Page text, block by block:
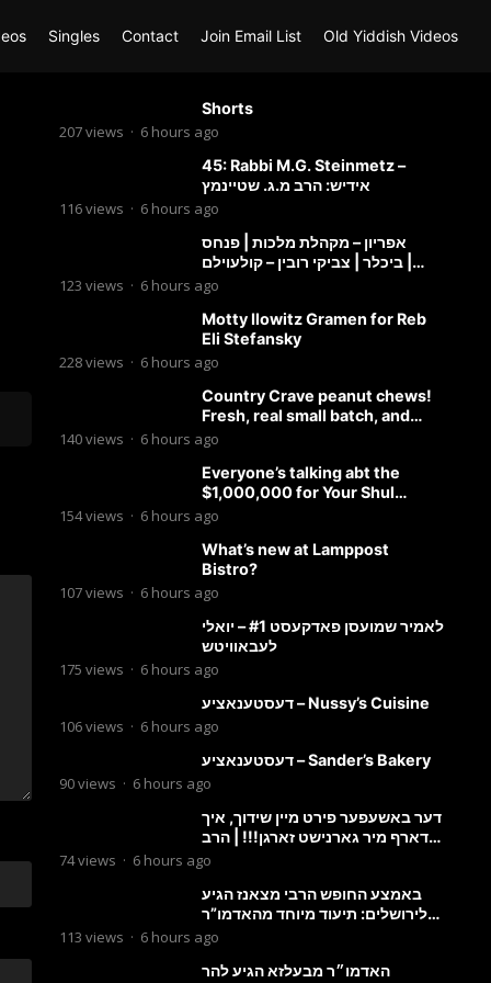
Singles Contact Join Email List Old Yiddish Videos
Shorts
207views · 6 hours ago
45: Rabbi M.G. Steinmetz –
אידיש: הרב מ.ג. שטיינמץ
116views · 6 hours ago
אפריון – מקהלת מלכות | פנחס
ביכלר | צביקי רובין – קולעוילם |
Malchus Choir, Tzviki Rubin
123 views · 6 hours ago
Motty Ilowitz Gramen for Reb
Eli Stefansky
228views · 6 hours ago
Country Crave peanut chews!
Fresh, real small batch, and
soft! – Status Island
140views · 6 hours ago
Everyone’s talking abt the
$1,000,000 for Your Shul
Tosfos Yom Tov “No Talking by
154views · 6 hours ago
What’s new at Lamppost
Bistro?
107views · 6 hours ago
לאמיר שמועסן פאדקעסט #1 – יואלי
לעבאוויטש
175 views · 6 hours ago
דעסטענאציע – Nussy’s Cuisine
106views · 6 hours ago
דעסטענאציע – Sander’s Bakery
90views · 6 hours ago
דער באשעפער פירט מיין שידוך, איך
דארף מיר גארנישט זארגן!!! | הרב
מענדל ווייס
74views · 6 hours ago
באמצע החופש הרבי מצאנז הגיע
לירושלים: תיעוד מיוחד מהאדמו”ר
בריקוד המצווה טאנץ בשמחת בית
113 views · 6 hours ago
האדמו״ר מבעלזא הגיע להר